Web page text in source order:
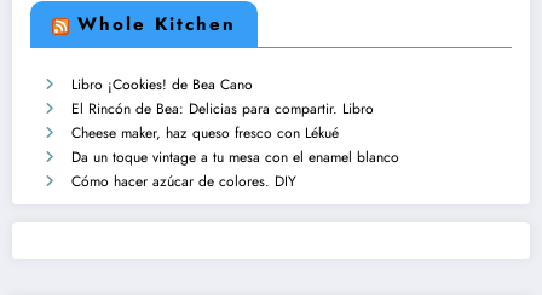
Whole Kitchen
Libro ¡Cookies! de Bea Cano
El Rincón de Bea: Delicias para compartir. Libro
Cheese maker, haz queso fresco con Lékué
Da un toque vintage a tu mesa con el enamel blanco
Cómo hacer azúcar de colores. DIY